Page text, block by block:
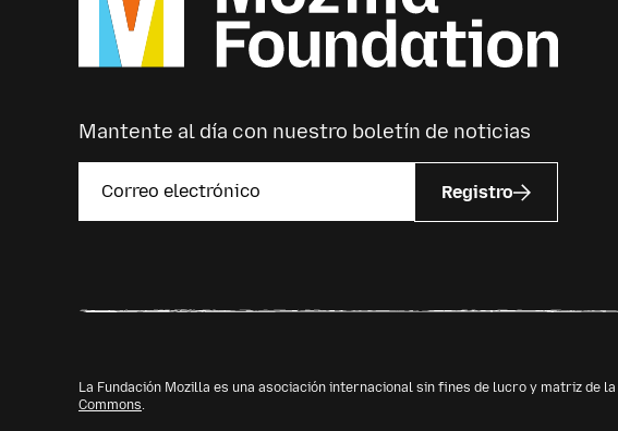
Mantente al día con nuestro boletín de noticias
Registro
La Fundación Mozilla es una asociación internacional sin fines de lucro y matriz de la
Commons.